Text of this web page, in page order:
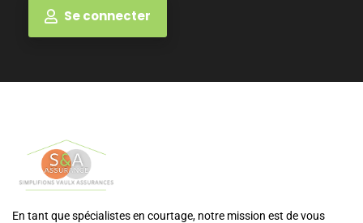
Se connecter
En tant que spécialistes en courtage, notre mission est de vous